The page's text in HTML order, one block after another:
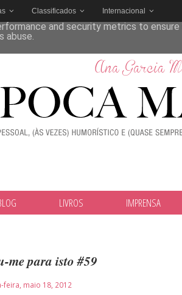
Classificados Internacional
LIVROS IMPRENSA
me para isto #59
feira, maio 18, 2012
deliver its services and to analyze
and security metrics to
abuse.